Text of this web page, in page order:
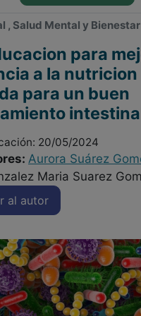
, Salud Mental y
para
a la nutricion
para un buen
20/05/2024
Aurora Suárez
Maria Suarez
al autor